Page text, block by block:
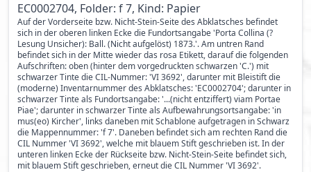
EC0002704, Folder: f 7, Kind: Papier
Auf der Vorderseite bzw. Nicht-Stein-Seite des Abklatsches befindet
sich in der oberen linken Ecke die Fundortsangabe 'Porta Collina (?
Lesung Unsicher): Ball. (Nicht aufgelöst) 1873.'. Am untren Rand
befindet sich in der Mitte wieder das rosa Etikett, darauf die folgenden
Aufschriften: oben (hinter dem vorgedruckten schwarzen 'C.') mit
schwarzer Tinte die CIL-Nummer: 'VI 3692', darunter mit Bleistift die
(moderne) Inventarnummer des Abklatsches: 'EC0002704'; darunter in
schwarzer Tinte als Fundortsangabe: '...(nicht entziffert) viam Portae
Piae'; darunter in schwarzer Tinte als Aufbewahrungsortsangabe: 'in
mus(eo) Kircher', links daneben mit Schablone aufgetragen in Schwarz
die Mappennummer: 'f 7'. Daneben befindet sich am rechten Rand die
CIL Nummer 'VI 3692', welche mit blauem Stift geschrieben ist. In der
unteren linken Ecke der Rückseite bzw. Nicht-Stein-Seite befindet sich,
mit blauem Stift geschrieben, erneut die CIL Nummer 'VI 3692'.